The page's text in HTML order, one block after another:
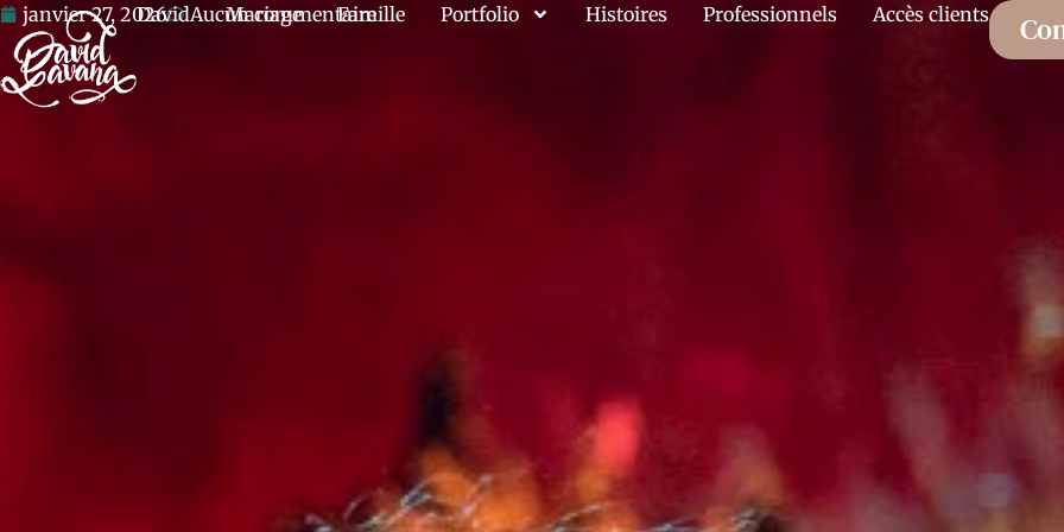
David Mariage Famille Portfolio Histoires Professionnels Accès clients
janvier 27, 2026 Aucun commentaire